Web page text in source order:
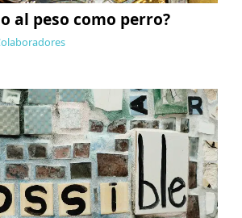
al peso como perro?